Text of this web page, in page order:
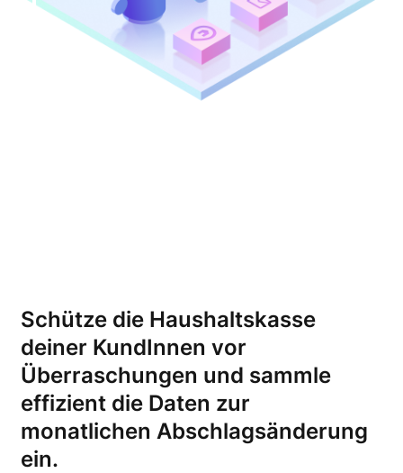
Schütze die Haushaltskasse
deiner KundInnen vor
Überraschungen und sammle
effizient die Daten zur
monatlichen Abschlagsänderung
ein.